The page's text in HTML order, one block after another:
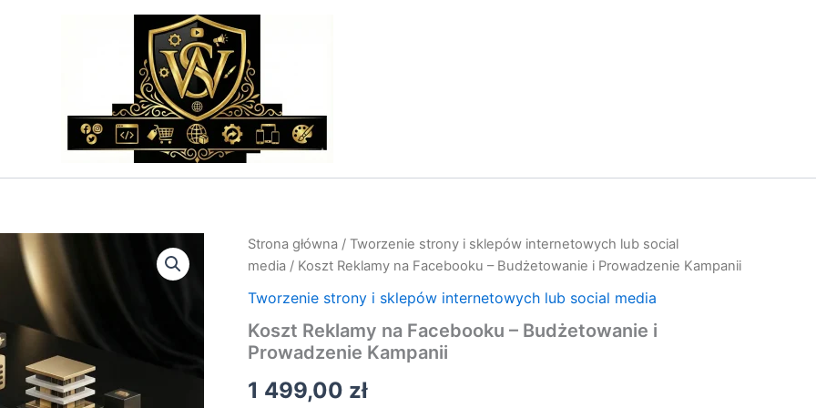
Strona główna / Tworzenie strony i sklepów internetowych lub social
media / Koszt Reklamy na Facebooku – Budżetowanie i Prowadzenie Kampanii
Tworzenie strony i sklepów internetowych lub social media
Koszt Reklamy na Facebooku – Budżetowanie i
Prowadzenie Kampanii
1 499,00 zł
ilość
Koszt
Reklamy
na
–
Budżetowanie
Prowadzenie